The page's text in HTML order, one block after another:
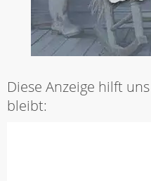
Diese Anzeige hilft
bleibt: